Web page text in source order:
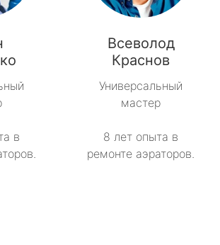
в
Всеволод
Краснов
Универсальный
мастер
8 лет опыта в
ремонте аэраторов.